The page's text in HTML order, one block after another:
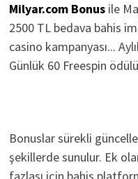
Milyar.com Bonusile
2500 TL bedava bahis
casino kampanyası...
Günlük 60 Freespin
Bonuslar sürekli
şekillerde sunulur. Ek